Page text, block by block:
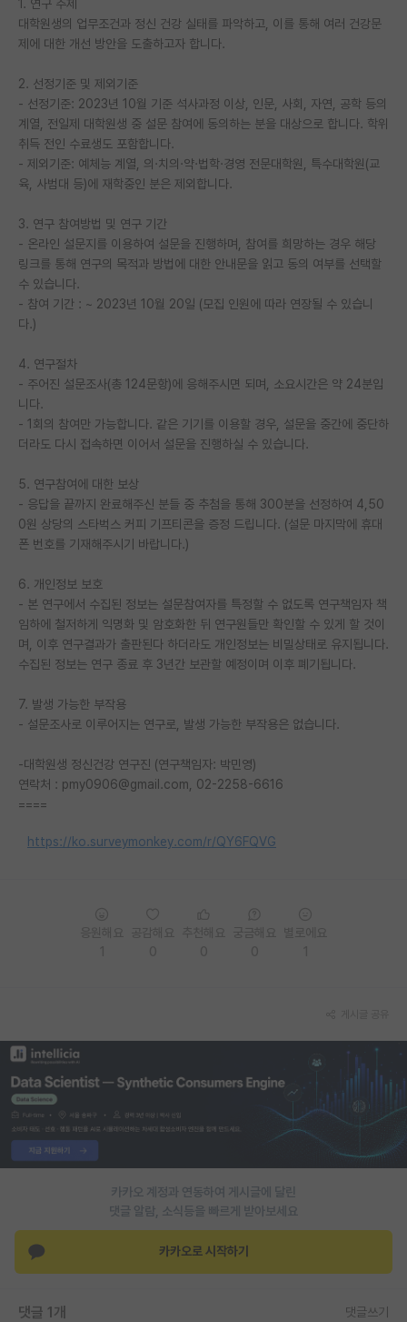
커리어
이벤트
반도체 아카데미
재팬라운지 🌸
1. 연구 주제
대학원생의 업무조건과 정신 건강 실태를 파악하고, 이를 통해 여러 건강문
제에 대한 개선 방안을 도출하고자 합니다.
2. 선정기준 및 제외기준
- 선정기준: 2023년 10월 기준 석사과정 이상, 인문, 사회, 자연, 공학 등의
계열, 전일제 대학원생 중 설문 참여에 동의하는 분을 대상으로 합니다. 학위
취득 전인 수료생도 포함합니다.
- 제외기준: 예체능 계열, 의·치의·약·법학·경영 전문대학원, 특수대학원(교
육, 사범대 등)에 재학중인 분은 제외합니다.
3. 연구 참여방법 및 연구 기간
- 온라인 설문지를 이용하여 설문을 진행하며, 참여를 희망하는 경우 해당
링크를 통해 연구의 목적과 방법에 대한 안내문을 읽고 동의 여부를 선택할
수 있습니다.
- 참여 기간 : ~ 2023년 10월 20일 (모집 인원에 따라 연장될 수 있습니
다.)
4. 연구절차
- 주어진 설문조사(총 124문항)에 응해주시면 되며, 소요시간은 약 24분입
니다.
- 1회의 참여만 가능합니다. 같은 기기를 이용할 경우, 설문을 중간에 중단하
더라도 다시 접속하면 이어서 설문을 진행하실 수 있습니다.
5. 연구참여에 대한 보상
- 응답을 끝까지 완료해주신 분들 중 추첨을 통해 300분을 선정하여 4,50
0원 상당의 스타벅스 커피 기프티콘을 증정 드립니다. (설문 마지막에 휴대
폰 번호를 기재해주시기 바랍니다.)
6. 개인정보 보호
- 본 연구에서 수집된 정보는 설문참여자를 특정할 수 없도록 연구책임자 책
임하에 철저하게 익명화 및 암호화한 뒤 연구원들만 확인할 수 있게 할 것이
며, 이후 연구결과가 출판된다 하더라도 개인정보는 비밀상태로 유지됩니다.
수집된 정보는 연구 종료 후 3년간 보관할 예정이며 이후 폐기됩니다.
7. 발생 가능한 부작용
- 설문조사로 이루어지는 연구로, 발생 가능한 부작용은 없습니다.
-대학원생 정신건강 연구진 (연구책임자: 박민영)
연락처 : pmy0906@gmail.com, 02-2258-6616
====
https://ko.surveymonkey.com/r/QY6FQVG
카카오 계정과 연동하여 게시글에 달린
댓글 알람, 소식등을 빠르게 받아보세요
카카오로 시작하기
댓글 1개 댓글쓰기